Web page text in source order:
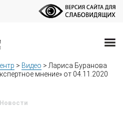
> Видео >Лариса Буранова
мнение» от 04.11.2020
Новости